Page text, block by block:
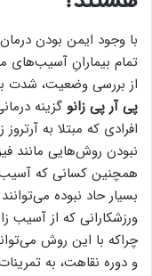
تمام بیمارانِ آسیب‌های
از بررسی وضعیت، شدت
پی آر پی زانو گزینه
افرادی که مبتلا به
نبودن روش‌هایی مانند
همچنین کسانی که
ورزشکارانی که از آسیب
چراکه با این روش
و دوره نقاهت، به